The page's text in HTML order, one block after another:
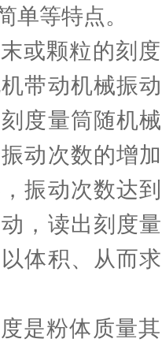
单等特点。
颗粒的刻度
带动机械振
度量筒随机
动次数的增
振动次数达
，读出刻度
体积、从而
粉体质量其